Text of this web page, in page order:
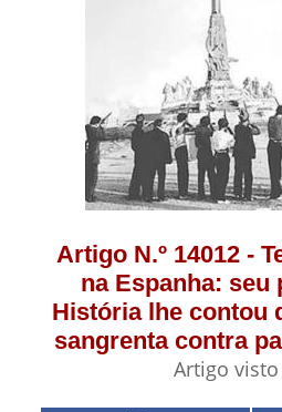
Artigo N.º 14012 -
na Espanha: seu
História lhe contou
sangrenta contra
Artigo visto